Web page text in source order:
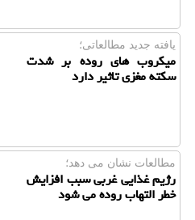
یافته جدید مطالعاتی؛
میكروب های روده بر شدت
سكته مغزی تاثیر دارد
مطالعات نشان می دهد؛
رژیم غذایی غربی سبب افزایش
خطر التهاب روده می شود